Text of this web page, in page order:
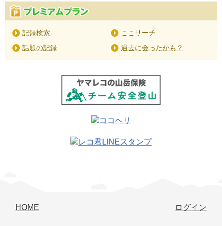
記録検索
ここサーチ
話題の記録
過去に会ったかも？
HOME ログイン